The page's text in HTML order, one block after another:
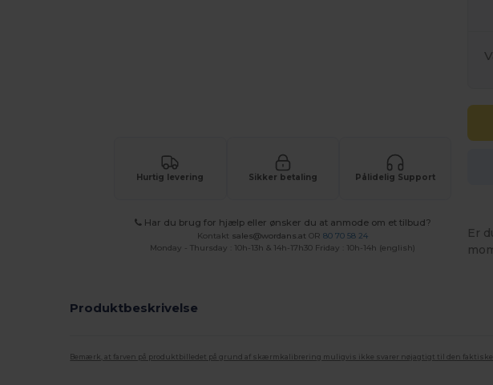
Hurtig levering Sikker betaling Pålidelig Support
Har du brug for hjælp eller ønsker du at anmode om et tilbud?
Kontakt sales@wordans.at OR80 70 58 24
Monday - Thursday : 10h-13h & 14h-17h30 Friday : 10h-14h (english)
Er
Produktbeskrivelse
Bemærk, at farven på produktbilledet på grund af skærmkalibrering muligvis ikke svarer nøjagtigt til den faktiske